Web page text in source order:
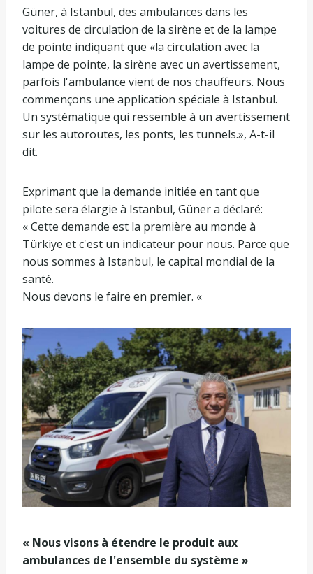
Güner, à Istanbul, des ambulances dans les
voitures de circulation de la sirène et de la lampe
de pointe indiquant que «la circulation avec la
lampe de pointe, la sirène avec un avertissement,
parfois l'ambulance vient de nos chauffeurs. Nous
commençons une application spéciale à Istanbul.
Un systématique qui ressemble à un avertissement
sur les autoroutes, les ponts, les tunnels.», A-t-il
dit.
Exprimant que la demande initiée en tant que
pilote sera élargie à Istanbul, Güner a déclaré:
« Cette demande est la première au monde à
Türkiye et c'est un indicateur pour nous. Parce que
nous sommes à Istanbul, le capital mondial de la
santé.
Nous devons le faire en premier. «
« Nous visons à étendre le produit aux
ambulances de l'ensemble du système »